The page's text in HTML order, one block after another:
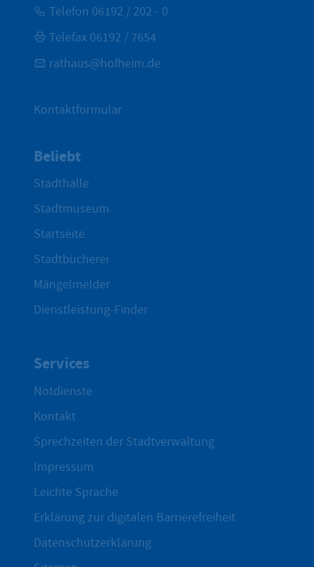
Telefon 06192 / 202 - 0
Telefax 06192 / 7654
rathaus@hofheim.de
Kontaktformular
Beliebt
Stadthalle
Stadtmuseum
Startseite
Stadtbücherei
Mängelmelder
Dienstleistung-Finder
Services
Notdienste
Kontakt
Sprechzeiten der Stadtverwaltung
Impressum
Leichte Sprache
Erklärung zur digitalen Barrierefreiheit
Datenschutzerklärung